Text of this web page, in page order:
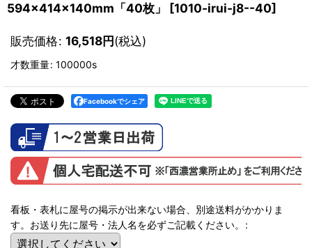
594×414×140mm「40枚」
[1010-irui-j8--40]
販売価格: 16,518円(税込)
才数重量: 100000s
Facebookでシェア
看板・表札に屋号の掲示が出来ない場合、別途送料がかかりま
す。お送り先に屋号・法人名を必ずご記載ください。
: